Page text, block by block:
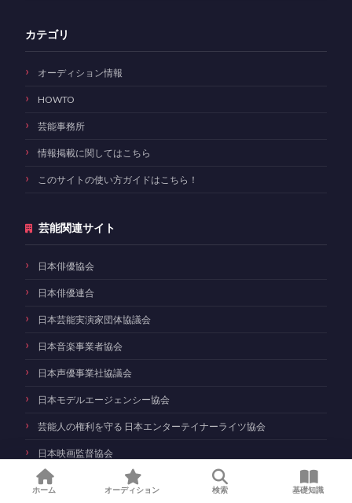
カテゴリ
オーディション情報
HOWTO
芸能事務所
情報掲載に関してはこちら
このサイトの使い方ガイドはこちら！
芸能関連サイト
日本俳優協会
日本俳優連合
日本芸能実演家団体協議会
日本音楽事業者協会
日本声優事業社協議会
日本モデルエージェンシー協会
芸能人の権利を守る 日本エンターテイナーライツ協会
日本映画監督協会
ホーム オーディション 検索 基礎知識